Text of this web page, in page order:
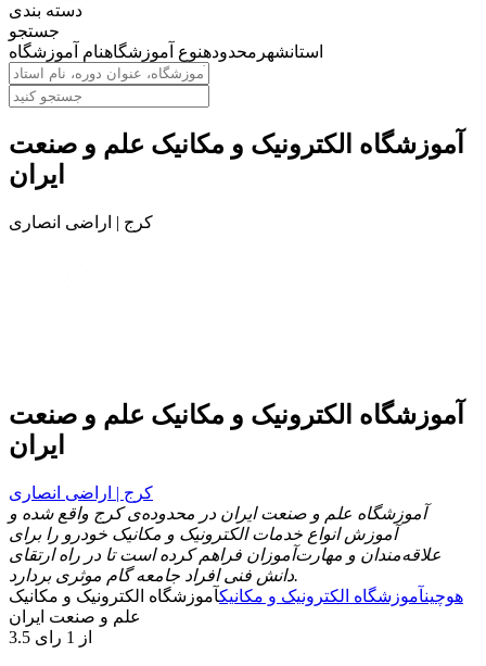
دسته بندی
جستجو
استانشهر محدودهنوع آموزشگاهنام آموزشگاه
آموزشگاه الکترونیک و مکانیک علم و صنعت
ایران
کرج | اراضی انصاری
آموزشگاه الکترونیک و مکانیک علم و صنعت
ایران
کرج | اراضی انصاری
آموزشگاه علم و صنعت ایران در محدوده‌ی کرج واقع شده و
آموزش انواع خدمات الکترونیک و مکانیک خودرو را برای
علاقه‌مندان و مهارت‌آموزان فراهم کرده است تا در راه ارتقای
دانش فنی افراد جامعه گام موثری بردارد.
هوچینآموزشگاه الکترونیک و مکانیکآموزشگاه الکترونیک و مکانیک
علم و صنعت ایران
3.5 از 1 رای